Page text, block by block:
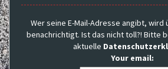
Wer seine E-Mail-Adresse angibt, wird
benachrichtigt. Ist das nicht toll?! Bitte
aktuelle
Your email: